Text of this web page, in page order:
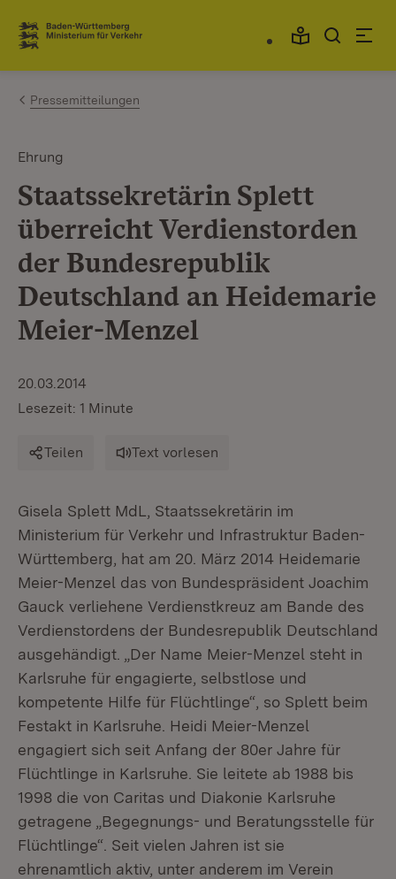
Zum Inhalt springen
Link zur Startseite
Pressemitteilungen
Ehrung
Staatssekretärin Splett
überreicht Verdienstorden
der Bundesrepublik
Deutschland an Heidemarie
Meier-Menzel
20.03.2014
Lesezeit: 1 Minute
Teilen Text vorlesen
Gisela Splett MdL, Staatssekretärin im
Ministerium für Verkehr und Infrastruktur Baden-
Württemberg, hat am 20. März 2014 Heidemarie
Meier-Menzel das von Bundespräsident Joachim
Gauck verliehene Verdienstkreuz am Bande des
Verdienstordens der Bundesrepublik Deutschland
ausgehändigt. „Der Name Meier-Menzel steht in
Karlsruhe für engagierte, selbstlose und
kompetente Hilfe für Flüchtlinge“, so Splett beim
Festakt in Karlsruhe. Heidi Meier-Menzel
engagiert sich seit Anfang der 80er Jahre für
Flüchtlinge in Karlsruhe. Sie leitete ab 1988 bis
1998 die von Caritas und Diakonie Karlsruhe
getragene „Begegnungs- und Beratungsstelle für
Flüchtlinge“. Seit vielen Jahren ist sie
ehrenamtlich aktiv, unter anderem im Verein